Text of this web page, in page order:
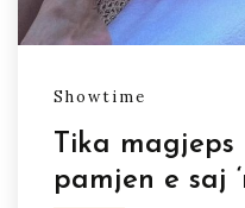
Showtime
Tika
pamjen e saj